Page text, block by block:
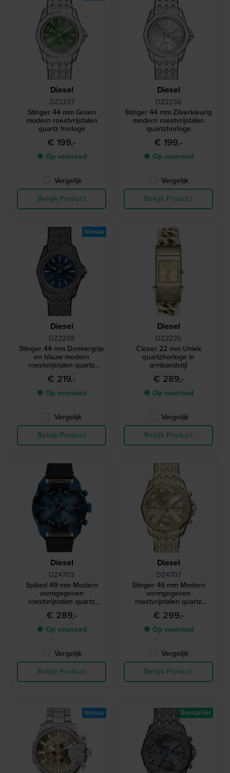
Diesel
DZ2237
Stinger 44 mm Groen
modern roestvrijstalen
quartz horloge
€ 199,-
● Op voorraad
Vergelijk
Bekijk Product
Diesel
DZ2236
Stinger 44 mm Zilverkleurig
modern roestvrijstalen
quartzhorloge
€ 199,-
● Op voorraad
Vergelijk
Bekijk Product
Diesel
DZ2238
Stinger 44 mm Donkergrijs
en blauw modern
roestvrijstalen quartz
horloge
€ 219,-
● Op voorraad
Vergelijk
Bekijk Product
Nieuw
Diesel
DZ2235
Closer 22 mm Uniek
quartzhorloge in
armbandstijl
€ 289,-
● Op voorraad
Vergelijk
Bekijk Product
Diesel
DZ4703
Spiked 49 mm Modern
vormgegeven
roestvrijstalen quartz
chronograaf
€ 289,-
● Op voorraad
Vergelijk
Bekijk Product
Diesel
DZ4707
Stinger 46 mm Modern
vormgegeven
roestvrijstalen quartz
chronograaf
€ 299,-
● Op voorraad
Vergelijk
Bekijk Product
Nieuw Bestseller